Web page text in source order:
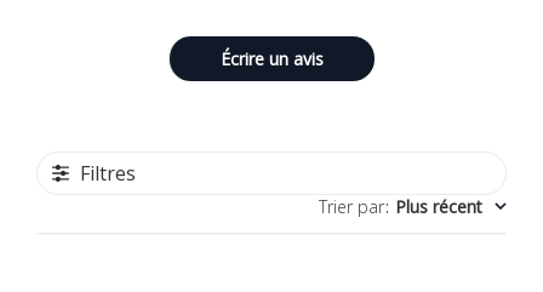
Écrire un avis
Filtres
Trier par: Plus récent